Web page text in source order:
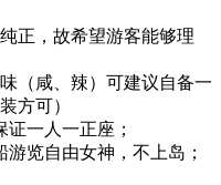
正，故希望游客能够理
（咸、辣）可建议自备一
方可）
一人一正座；
览自由女神，不上岛；